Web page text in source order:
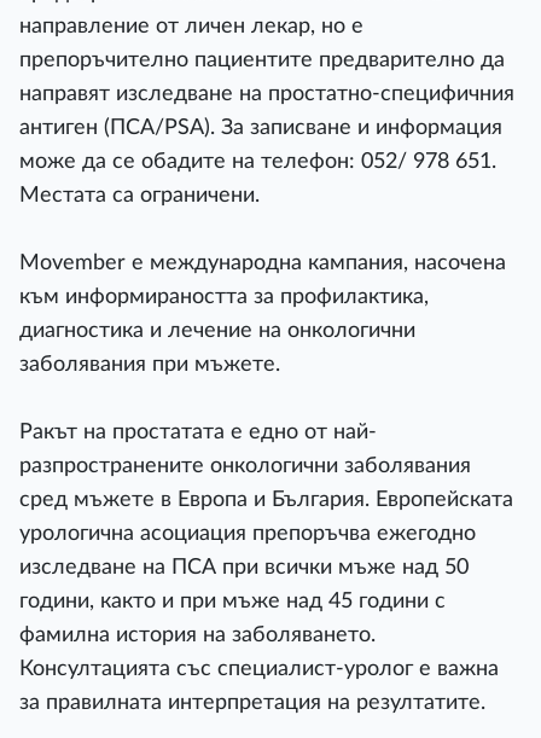
направление от личен лекар, но е
препоръчително пациентите предварително да
направят изследване на простатно-специфичния
антиген (ПСА/PSA). За записване и информация
може да се обадите на телефон: 052/ 978 651.
Местата са ограничени.
Movember е международна кампания, насочена
към информираността за профилактика,
диагностика и лечение на онкологични
заболявания при мъжете.
Ракът на простатата е едно от най-
разпространените онкологични заболявания
сред мъжете в Европа и България. Европейската
урологична асоциация препоръчва ежегодно
изследване на ПСА при всички мъже над 50
години, както и при мъже над 45 години с
фамилна история на заболяването.
Консултацията със специалист-уролог е важна
за правилната интерпретация на резултатите.